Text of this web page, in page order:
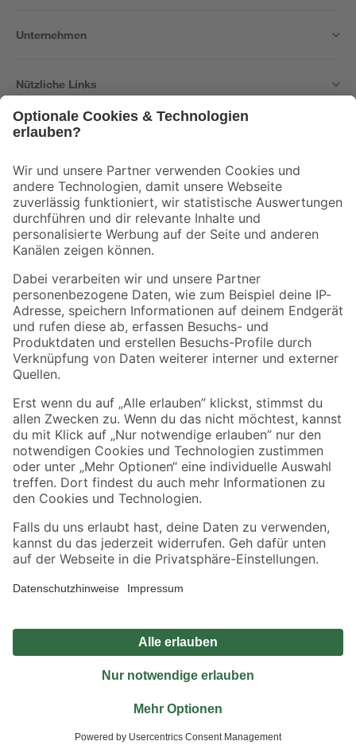
Unternehmen
Nützliche Links
Der toom Newsletter: Keine Angebote und Aktionen mehr verpassen!
Zur Newsletter Anmeldung
Folge uns
Zahlungsarten Versandarten
Sicher einkaufen
Jetzt die toom-App herunterladen
Alle Preisangaben in EUR inkl. gesetzl. MwSt.. Die dargestellten Angebote sind unter
Umständen nicht in allen Märkten verfügbar. Die angegebenen Verfügbarkeiten beziehen
Produkte nur solange der Vorrat reicht.
*Paketversand ab 59 € versandkostenfrei, gilt nicht für Artikel mit Speditionsversand, hier
Privatsphäre Impressum
Nutzungsbedingungen
Widerrufsrecht
Vertrag widerrufen
© 2026 toom Baumarkt GmbH